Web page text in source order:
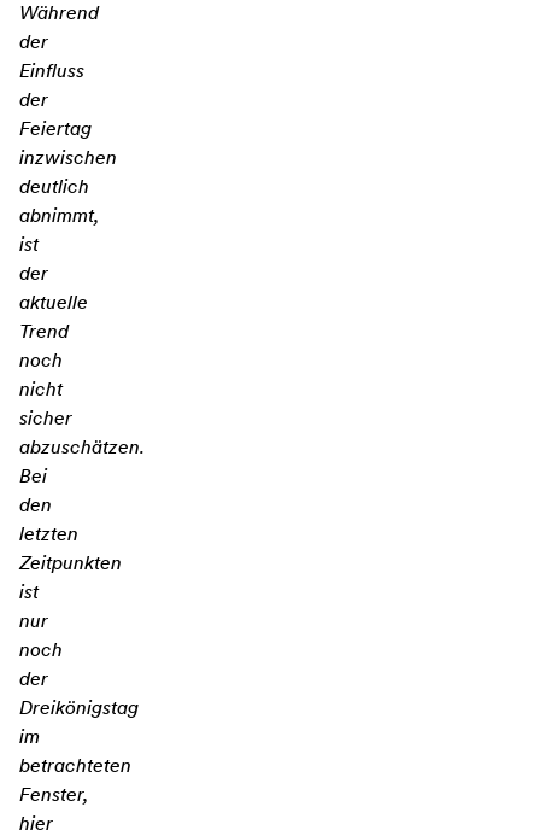
Während
der
Einfluss
der
Feiertag
inzwischen
deutlich
abnimmt,
ist
der
aktuelle
Trend
noch
nicht
sicher
abzuschätzen.
Bei
den
letzten
Zeitpunkten
ist
nur
noch
der
Dreikönigstag
im
betrachteten
Fenster,
hier